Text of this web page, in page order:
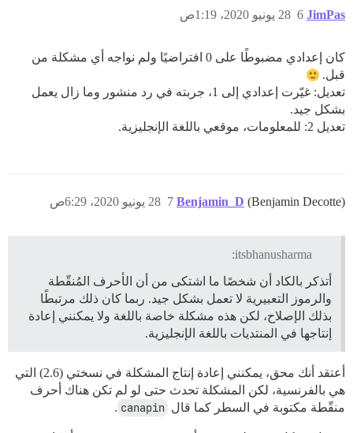
JimPas 28 يونيو 2020، 1:19ص 6
كان إعدادي مضبوطًا على 0 افتراضيًا ولم نواجه أي مشكلة من
قبل.
تعديل: غيّرت إعدادي إلى 1، جربته في رد منشور وما زال يعمل
بشكل جيد.
تعديل 2: للمعلومات، موقعي باللغة الإنجليزية.
Benjamin_D (Benjamin Decotte) 28 يونيو 2020، 6:29ص 7
itsbhanusharma:
أتذكر بالكاد أن شخصًا ما اشتكى من أن الأحرف المُنقّطة
والرموز التعبيرية لا تعمل بشكل جيد. ربما كان ذلك مرتبطًا
بذلك الإصلاح، لكن هذه مشكلة خاصة باللغة ولا يمكنني إعادة
إنتاجها في المنتديات باللغة الإنجليزية.
أعتقد أنك محق، يمكنني إعادة إنتاج المشكلة في نسختي (2.6) التي
هي بالفرنسية، لكن المشكلة تحدث حتى لو لم تكن هناك أحرف
منقّطة مكتوبة في السطر كما قال canapin
.